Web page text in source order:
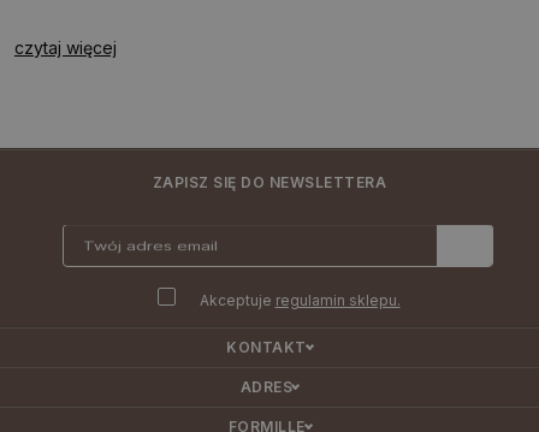
czytaj więcej
ZAPISZ SIĘ DO NEWSLETTERA
Akceptuje regulamin sklepu.
KONTAKT
ADRES
FORMILLE